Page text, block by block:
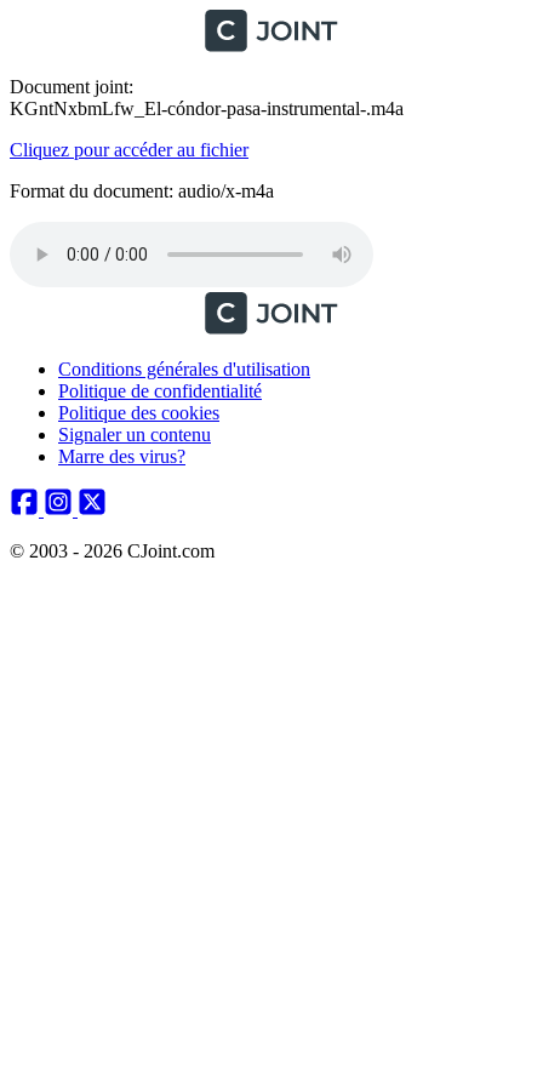
Document joint:
KGntNxbmLfw_El-cóndor-pasa-instrumental-.m4a
Cliquez pour accéder au fichier
Format du document: audio/x-m4a
Conditions générales d'utilisation
Politique de confidentialité
Politique des cookies
Signaler un contenu
Marre des virus?
© 2003 - 2026 CJoint.com